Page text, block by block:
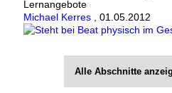
Lernangebote
Michael Kerres
01.05.2012
Alle Abschnitte